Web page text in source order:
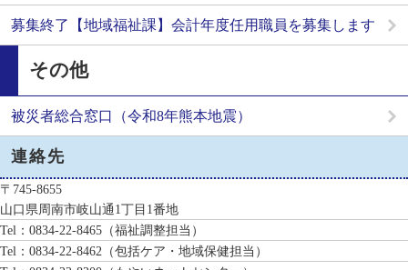
募集終了【地域福祉課】会計年度任用職員を募集します
その他
被災者総合窓口（令和8年熊本地震）
連絡先
〒745-8655
山口県周南市岐山通1丁目1番地
Tel：0834-22-8465 （福祉調整担当）
Tel：0834-22-8462 （包括ケア・地域保健担当）